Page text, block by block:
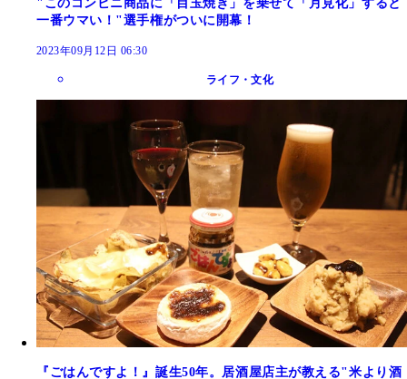
"このコンビニ商品に「目玉焼き」を乗せて「月見化」すると
一番ウマい！"選手権がついに開幕！
2023年09月12日 06:30
ライフ・文化
『ごはんですよ！』誕生50年。居酒屋店主が教える"米より酒